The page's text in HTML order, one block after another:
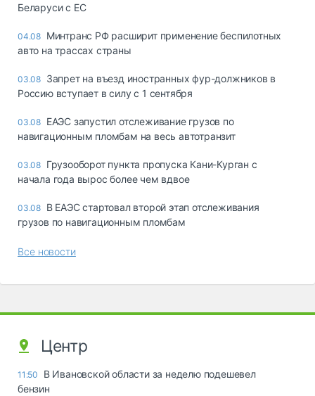
Беларуси с ЕС
04.08 Минтранс РФ расширит применение беспилотных
авто на трассах страны
03.08 Запрет на въезд иностранных фур-должников в
Россию вступает в силу с 1 сентября
03.08 ЕАЭС запустил отслеживание грузов по
навигационным пломбам на весь автотранзит
03.08 Грузооборот пункта пропуска Кани-Курган с
начала года вырос более чем вдвое
03.08 В ЕАЭС стартовал второй этап отслеживания
грузов по навигационным пломбам
Все новости
Центр
11:50
В Ивановской области за неделю подешевел
бензин